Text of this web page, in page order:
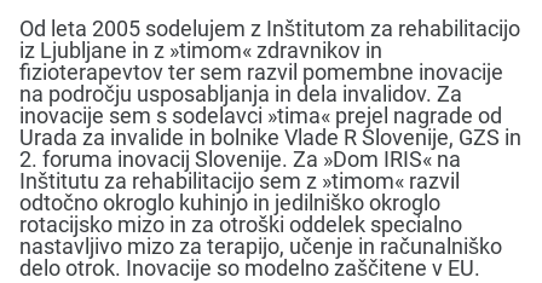
Od leta 2005 sodelujem z Inštitutom za rehabilitacijo
iz Ljubljane in z »timom« zdravnikov in
fizioterapevtov ter sem razvil pomembne inovacije
na področju usposabljanja in dela invalidov. Za
inovacije sem s sodelavci »tima« prejel nagrade od
Urada za invalide in bolnike Vlade R Slovenije, GZS in
2. foruma inovacij Slovenije. Za »Dom IRIS« na
Inštitutu za rehabilitacijo sem z »timom« razvil
odtočno okroglo kuhinjo in jedilniško okroglo
rotacijsko mizo in za otroški oddelek specialno
nastavljivo mizo za terapijo, učenje in računalniško
delo otrok. Inovacije so modelno zaščitene v EU.